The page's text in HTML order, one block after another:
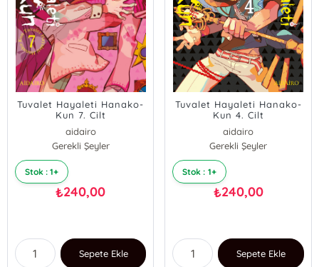
Tuvalet Hayaleti Hanako-
Kun 7. Cilt
aidairo
Gerekli Şeyler
Stok : 1+
₺240,00
Sepete Ekle
Tuvalet Hayaleti Hanako-
Kun 4. Cilt
aidairo
Gerekli Şeyler
Stok : 1+
₺240,00
Sepete Ekle